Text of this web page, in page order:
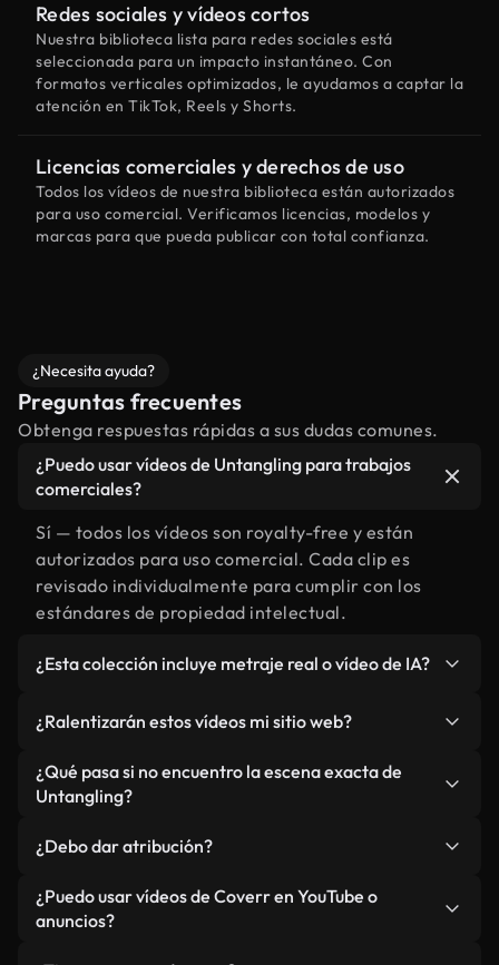
Redes sociales y vídeos cortos
Nuestra biblioteca lista para redes sociales está
seleccionada para un impacto instantáneo. Con
formatos verticales optimizados, le ayudamos a captar la
atención en TikTok, Reels y Shorts.
Licencias comerciales y derechos de uso
Todos los vídeos de nuestra biblioteca están autorizados
para uso comercial. Verificamos licencias, modelos y
marcas para que pueda publicar con total confianza.
¿Necesita ayuda?
Preguntas frecuentes
Obtenga respuestas rápidas a sus dudas comunes.
¿Puedo usar vídeos de Untangling para trabajos
comerciales?
Sí — todos los vídeos son royalty-free y están
autorizados para uso comercial. Cada clip es
revisado individualmente para cumplir con los
estándares de propiedad intelectual.
¿Esta colección incluye metraje real o vídeo de IA?
relacionado con Untangling y vídeos generados
por IA. Todo está claramente etiquetado.
¿Ralentizarán estos vídeos mi sitio web?
No si selecciona nuestras versiones optimizadas
para web, diseñadas específicamente para uso de
métricas como LCP.
¿Qué pasa si no encuentro la escena exacta de
Untangling?
Studio. Describe la escena, como "Untangling al
atardecer", y la IA la generará en segundos
conforme a nuestros estándares.
¿Debo dar atribución?
No es necesario. Todos los vídeos en nuestra
biblioteca son royalty-free, aunque siempre se
¿Puedo usar vídeos de Coverr en YouTube o
anuncios?